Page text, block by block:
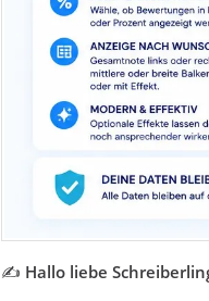
✍️ Hallo liebe